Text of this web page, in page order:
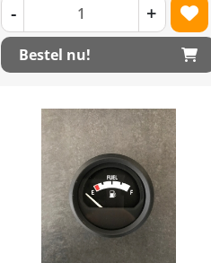
- +
Bestel nu!